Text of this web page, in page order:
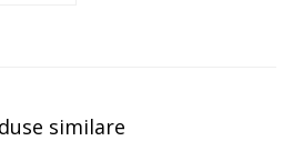
similare